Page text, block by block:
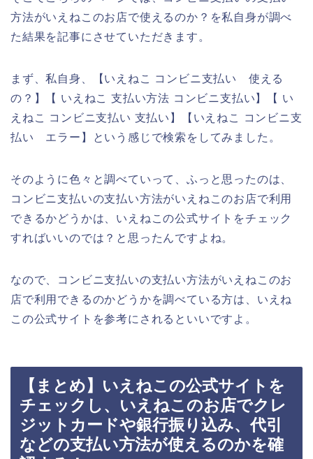
方法がいえねこのお店で使えるのか？を私自身が調べ
た結果を記事にさせていただきます。
まず、私自身、【いえねこ コンビニ支払い 使える
の？】【 いえねこ 支払い方法 コンビニ支払い】【 い
えねこ コンビニ支払い 支払い】【いえねこ コンビニ支
払い エラー】という感じで検索をしてみました。
そのように色々と調べていって、ふっと思ったのは、
コンビニ支払いの支払い方法がいえねこのお店で利用
できるかどうかは、いえねこの公式サイトをチェック
すればいいのでは？と思ったんですよね。
なので、コンビニ支払いの支払い方法がいえねこのお
店で利用できるのかどうかを調べている方は、いえね
この公式サイトを参考にされるといいですよ。
【まとめ】いえねこの公式サイトを
チェックし、いえねこのお店でクレ
ジットカードや銀行振り込み、代引
などの支払い方法が使えるのかを確